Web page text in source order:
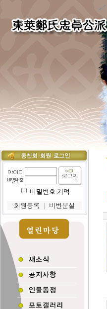
비밀번호 기억
회원등록
비번분실